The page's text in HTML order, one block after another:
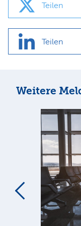
Teilen
Teilen
Weitere